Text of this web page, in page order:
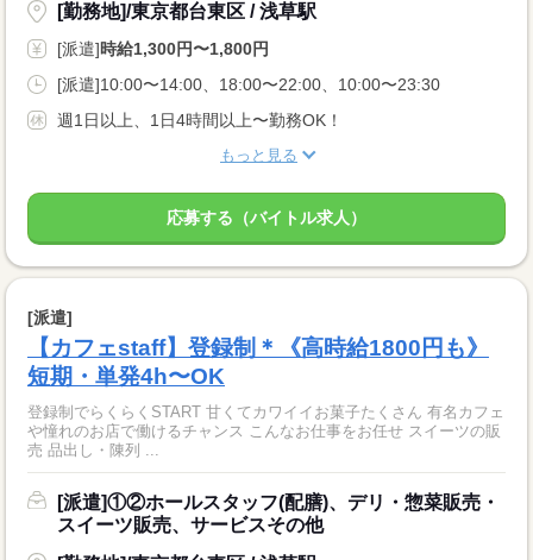
[勤務地]/東京都台東区 / 浅草駅
[派遣]時給1,300円〜1,800円
[派遣]10:00〜14:00、18:00〜22:00、10:00〜23:30
週1日以上、1日4時間以上〜勤務OK！
もっと見る
応募する（バイトル求人）
[派遣]
【カフェstaff】登録制＊《高時給1800円も》
短期・単発4h〜OK
登録制でらくらくSTART 甘くてカワイイお菓子たくさん 有名カフェ
や憧れのお店で働けるチャンス こんなお仕事をお任せ スイーツの販
売 品出し・陳列 ...
[派遣]①②ホールスタッフ(配膳)、デリ・惣菜販売・
スイーツ販売、サービスその他